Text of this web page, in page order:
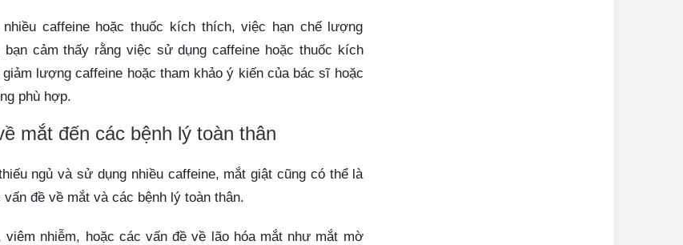
caffeine hoặc thuốc kích thích, việc hạn chế lượng
cảm thấy rằng việc sử dụng caffeine hoặc thuốc kích
lượng caffeine hoặc tham khảo ý kiến của bác sĩ hoặc
phù hợp.
mắt đến các bệnh lý toàn thân
ngủ và sử dụng nhiều caffeine, mắt giật cũng có thể là
đề về mắt và các bệnh lý toàn thân.
nhiễm, hoặc các vấn đề về lão hóa mắt như mắt mờ